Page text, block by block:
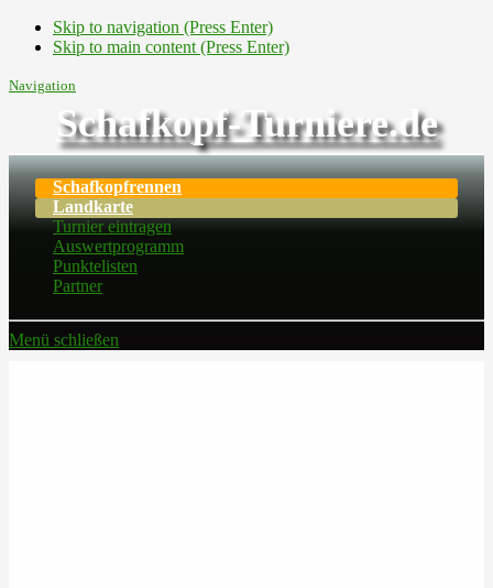
Skip to navigation (Press Enter)
Skip to main content (Press Enter)
Navigation
Schafkopf-Turniere.de
Schafkopfrennen
Landkarte
Turnier eintragen
Auswertprogramm
Punktelisten
Partner
Menü schließen